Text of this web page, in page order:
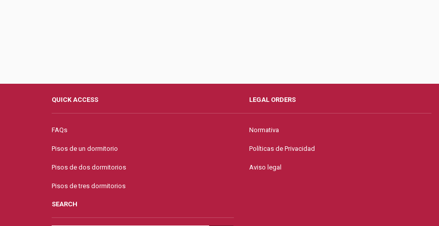
QUICK ACCESS
FAQs
Pisos de un dormitorio
Pisos de dos dormitorios
Pisos de tres dormitorios
SEARCH
LEGAL ORDERS
Normativa
Políticas de Privacidad
Aviso legal